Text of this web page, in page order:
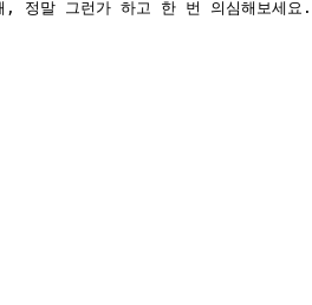
, 정말 그런가 하고 한 번 의심해보세